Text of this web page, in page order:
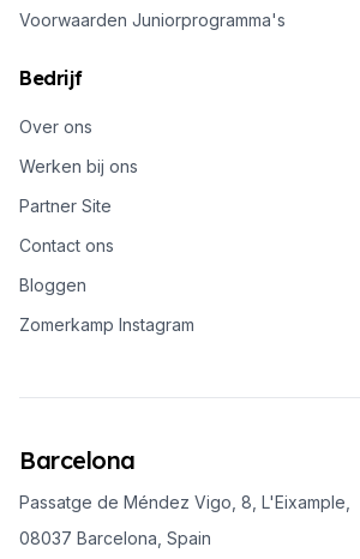
Voorwaarden Juniorprogramma's
Bedrijf
Over ons
Werken bij ons
Partner Site
Contact ons
Bloggen
Zomerkamp Instagram
Barcelona
Passatge de Méndez Vigo, 8, L'Eixample,
08037 Barcelona, Spain